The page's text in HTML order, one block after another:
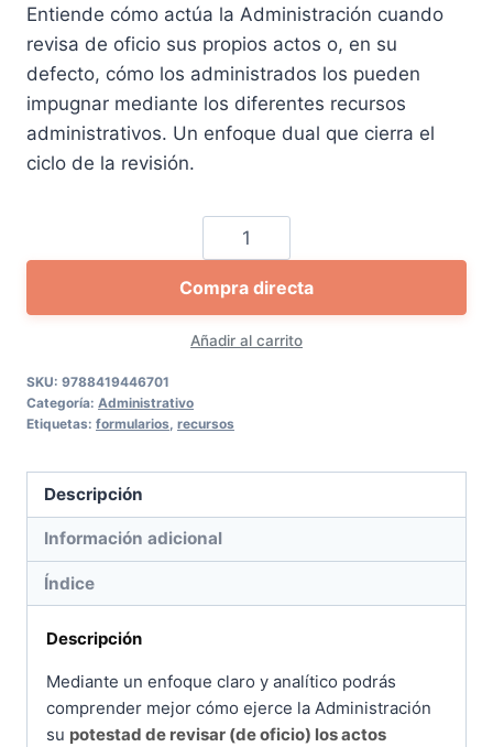
era:
64,48 €.
es:
61,26 €.
Entiende cómo actúa la Administración cuando
revisa de oficio sus propios actos o, en su
defecto, cómo los administrados los pueden
impugnar mediante los diferentes recursos
administrativos. Un enfoque dual que cierra el
ciclo de la revisión.
La
revisión
de
actos
en
de
recursos
Añadir al carrito
Compra directa
SKU: 9788419446701
Categoría: Administrativo
Etiquetas: formularios, recursos
Descripción
Información adicional
Índice
Descripción
Mediante un enfoque claro y analítico podrás
comprender mejor cómo ejerce la Administración
su potestad de revisar (de oficio) los actos